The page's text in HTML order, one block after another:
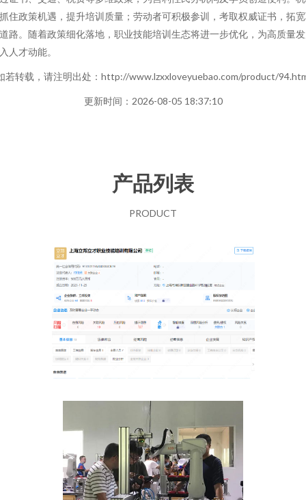
住政策机遇，提升培训质量；劳动者可积极参训，考取权威证书，拓
路。随着政策细化落地，职业技能培训生态将进一步优化，为高质量
人才动能。
若转载，请注明出处：http://www.lzxxloveyuebao.com/product/
更新时间：2026-08-05 18:37:10
产品列表
PRODUCT